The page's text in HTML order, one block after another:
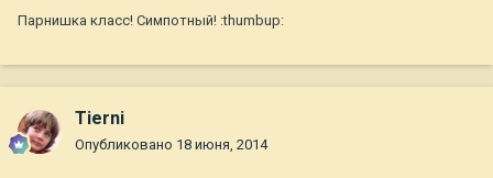
Парнишка класс! Симпотный! :thumbup:
Tierni
Опубликовано 18 июня, 2014